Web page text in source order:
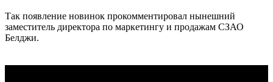
Так появление новинок прокомментировал нынешний
заместитель директора по маркетингу и продажам СЗАО
Белджи.